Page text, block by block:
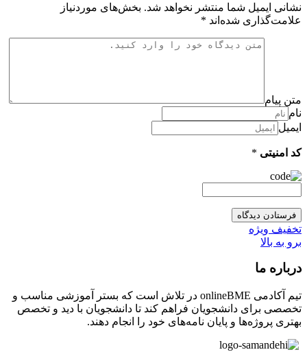
نشانی ایمیل شما منتشر نخواهد شد. بخش‌های موردنیاز
علامت‌گذاری شده‌اند *
متن پیام
نام
ایمیل
کد امنیتی *
تخفیف ویژه
برو به بالا
درباره ما
تیم آکادمی onlineBME در تلاش است که بستر آموزشی مناسب و
تخصصی برای دانشجویان فراهم کند تا دانشجویان با دید و تخصص
بهتری پروژه‌ها و پایان نامه‌های خود را انجام دهند.